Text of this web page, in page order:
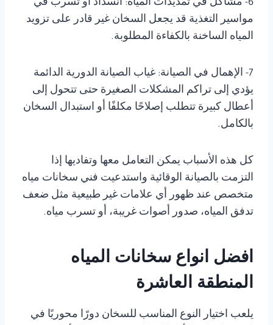
6- مشاكل في تمديدات المياه: انسداد أو تسرب في
مواسير التغذية قد يجعل السخان غير قادر على تزويد
المياه الساخنة بالكفاءة المطلوبة.
7- الإهمال في الصيانة: غياب الصيانة الدورية الدائمة
يؤدي إلى تراكم المشكلات الصغيرة حتى تتحول إلى
أعطال كبيرة تتطلب إصلاحًا مكلفًا أو استبدال السخان
بالكامل.
كل هذه الأسباب يمكن التعامل معها وتفاديها إذا
التزمت بالصيانة الوقائية واستدعيت فني سخانات مياه
متخصص عند ظهور أي علامات غير طبيعية مثل ضعف
تدفق المياه، صدور أصوات غريبة، أو تسرب مياه.
افضل انواع سخانات المياه
المنطقة العاشرة
يلعب اختيار النوع المناسب للسخان دورًا محوريًا في